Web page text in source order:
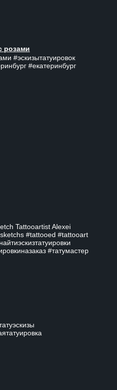
розами
#эскизытатуировок
#екатеринбург
Tattooartist Alexei
#tattooed #tattooart
#татумастер